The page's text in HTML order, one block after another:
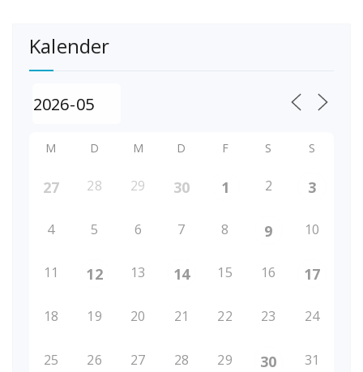
Kalender
M D M D F S S
27 28 29 30 1 2 3
4 5 6 7 8 9 10
11 12 13 14 15 16 17
18 19 20 21 22 23 24
25 26 27 28 29 30 31